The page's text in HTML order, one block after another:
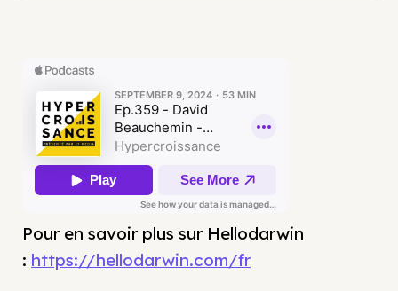
Pour en savoir plus sur Hellodarwin
: https://hellodarwin.com/fr